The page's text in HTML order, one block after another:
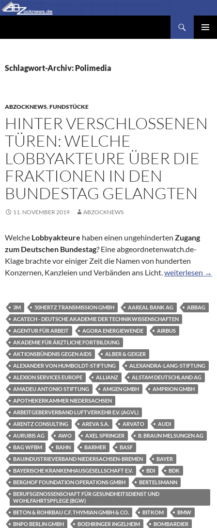
Zum
Inhalt
Schlagwort-Archiv: Polimedia
ABZOCKNEWS,FUNDSTÜCKE
HINTER VERSCHLOSSENEN
TÜREN: WELCHE
LOBBYAKTEURE ÜBER DIE
FRAKTIONEN IN DEN
BUNDESTAG GELANGTEN
11. NOVEMBER 2019 ABZOCKNEWS
Welche Lobbyakteure haben einen ungehinderten Zugang
zum Deutschen Bundestag? Eine abgeordnetenwatch.de-
Klage brachte vor einiger Zeit die Namen von hunderten
Konzernen, Kanzleien und Verbänden ans Licht.Hinter
weiterlesen →
3M 50HERTZ TRANSMISSION GMBH AAREAL BANK AG
ABBAG
ACATECH - DEUTSCHE AKADEMIE DER TECHNIKWISSENSCHAFTEN
AGENTUR FÜR ARBEIT
AGORA ENERGIEWENDE
AIRBUS
AKADEMIE FÜR ÄRZTLICHE FORTBILDUNG
AKTIONSBÜNDNIS GEGEN AIDS
ALBER & GEIGER
ALEXANDER VON HUMBOLDT-STIFTUNG
ALEXANDRA-LANG-STIFTUNG
ALEXION SERVICES EUROPE
ALLIANZ
ALSTAM DEUTSCHLAND AG
AMADEU ANTONIO STIFTUNG
AMGEN GMBH
AMPRION GMBH
APOTHEKERKAMMER NIEDERSACHSEN
ARBEITGEBERVERBAND LUFTVERKEHR E.V. (AGVL)
ARENTZ CONSULTING
AREVA S.A. ARVATO
AUDI
AURUBIS AG
AWO AXEL SPRINGER
B. BRAUN MELSUNGEN AG
BAG WFBM
BAHN BARMER
BASF
BAUINDUSTRIEVERBAND NIEDERSACHSEN-BREMEN
BAYER
BAYERISCHE KRANKENHAUSGESELLSCHAFT E.V.
BDI
BDK
BERGHOF FOUNDATION OPERATIONS GMBH
BERTELSMANN
BERUFSGENOSSENSCHAFT FÜR GESUNDHEITSDIENST UND
WOHLFAHRTSPFLEGE (BGW)
BETON & ROHRBAU C.F. THYMIAN GMBH & CO.
BITKOM
BMW
BNPO BERLIN GMBH
BOEHRINGER INGELHEIM
BOMBARDIER